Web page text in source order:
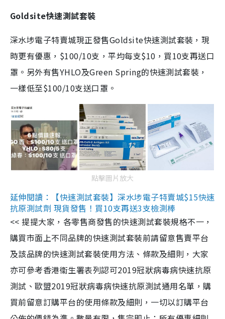
Goldsite快速測試套裝
深水埗電子特賣城現正發售Goldsite快速測試套裝，現
時更有優惠，$100/10支，平均每支$10，買10支再送口
罩。另外有售YHLO及Green Spring的快速測試套裝，
一樣低至$100/10支送口罩。
點擊圖片放大
延伸閱讀：【快速測試套裝】深水埗電子特賣城$15快速
抗原測試劑 現貨發售！買10支再送3支檢測棒
<< 提提大家，各零售商發售的快速測試套裝規格不一，
購買市面上不同品牌的快速測試套裝前請留意售賣平台
及該品牌的快速測試套裝使用方法、條款及細則，大家
亦可參考香港衞生署表列認可2019冠狀病毒病快速抗原
測試、歐盟2019冠狀病毒病快速抗原測試通用名單，購
買前留意訂購平台的使用條款及細則，一切以訂購平台